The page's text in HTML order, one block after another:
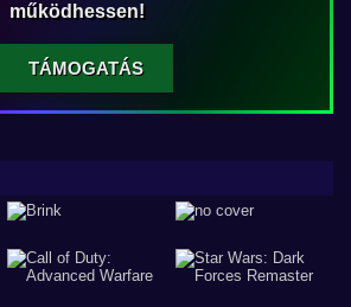
működhessen!
TÁMOGATÁS